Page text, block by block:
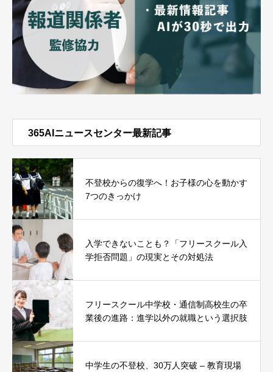
365AIニュースセンター最新記事
不登校からの復学へ！お子様の心を動かす
7つのきっかけ
入学できないことも？「フリースクール入
学拒否問題」の現実とその対処法
フリースクール中学校・通信制高校生の卒
業後の進路：進学以外の就職という選択肢
中学生の不登校、30万人突破 – 教育現場